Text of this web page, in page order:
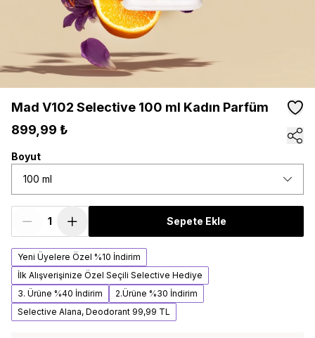
Mad V102 Selective 100 ml Kadın Parfüm
899,99 ₺
Boyut
100 ml
Sepete Ekle
Yeni Üyelere Özel %10 İndirim
İlk Alışverişinize Özel Seçili Selective Hediye
3. Ürüne %40 İndirim
2.Ürüne %30 İndirim
Selective Alana, Deodorant 99,99 TL